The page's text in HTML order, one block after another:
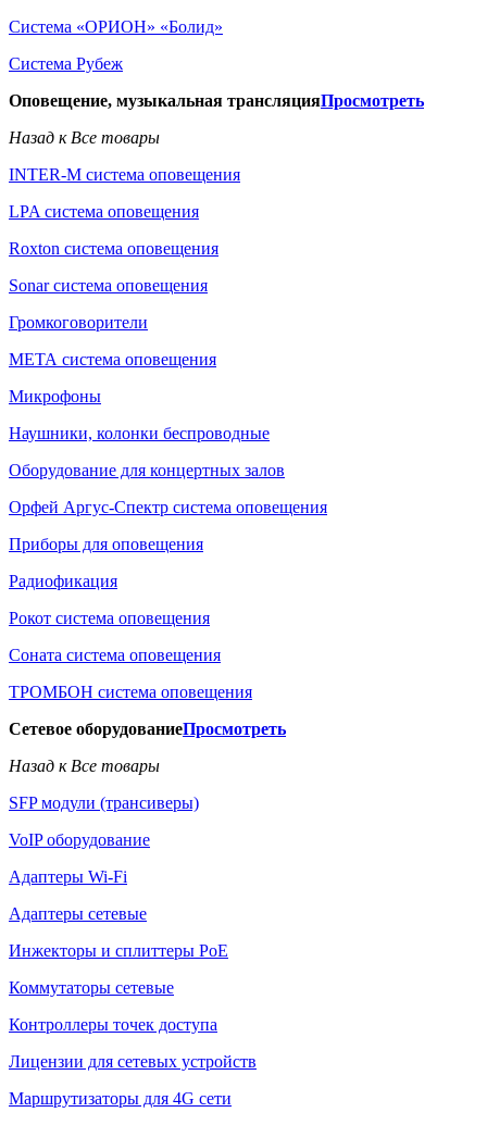
Система «ОРИОН» «Болид»
Система Рубеж
Оповещение, музыкальная трансляцияПросмотреть
Назад к Все товары
INTER-M система оповещения
LPA система оповещения
Roxton система оповещения
Sonar система оповещения
Громкоговорители
МЕТА система оповещения
Микрофоны
Наушники, колонки беспроводные
Оборудование для концертных залов
Орфей Аргус-Спектр система оповещения
Приборы для оповещения
Радиофикация
Рокот система оповещения
Соната система оповещения
ТРОМБОН система оповещения
Сетевое оборудованиеПросмотреть
Назад к Все товары
SFP модули (трансиверы)
VoIP оборудование
Адаптеры Wi-Fi
Адаптеры сетевые
Инжекторы и сплиттеры РоЕ
Коммутаторы сетевые
Контроллеры точек доступа
Лицензии для сетевых устройств
Маршрутизаторы для 4G сети